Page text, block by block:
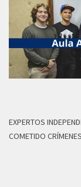
EXPERTOS
COMETIDO